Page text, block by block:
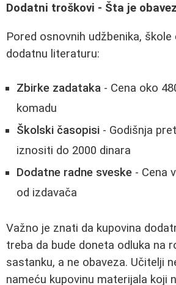
Dodatni troškovi - Šta je
Pored osnovnih udžbenika,
dodatnu literaturu:
Zbirke zadataka - Cena oko
komadu
Školski časopisi - Godišnja
iznositi do 2000 dinara
Dodatne radne sveske - Cena
od izdavača
Važno je znati da kupovina
treba da bude doneta odluka na
sastanku, a ne obaveza. Učitelji
nameću kupovinu materijala koji